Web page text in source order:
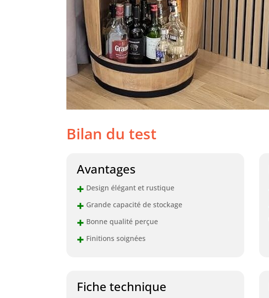
Bilan du test
Avantages
+ Design élégant et rustique
+ Grande capacité de stockage
+ Bonne qualité perçue
+ Finitions soignées
Fiche technique